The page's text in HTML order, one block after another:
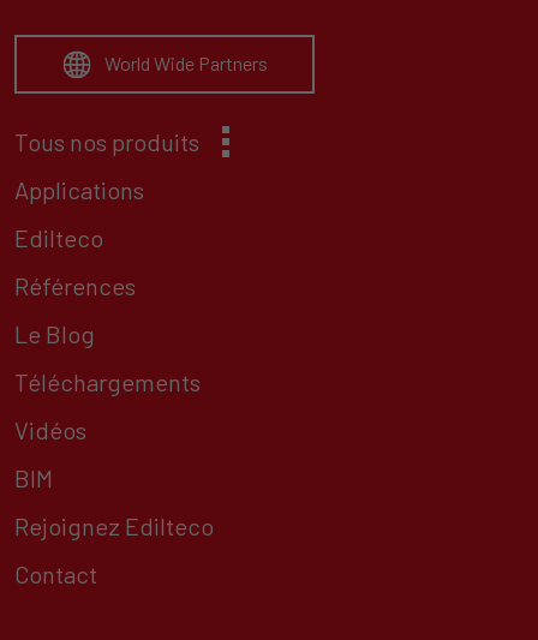
World Wide Partners
Tous nos produits
Applications
Edilteco
Références
Le Blog
Téléchargements
Vidéos
BIM
Rejoignez Edilteco
Contact